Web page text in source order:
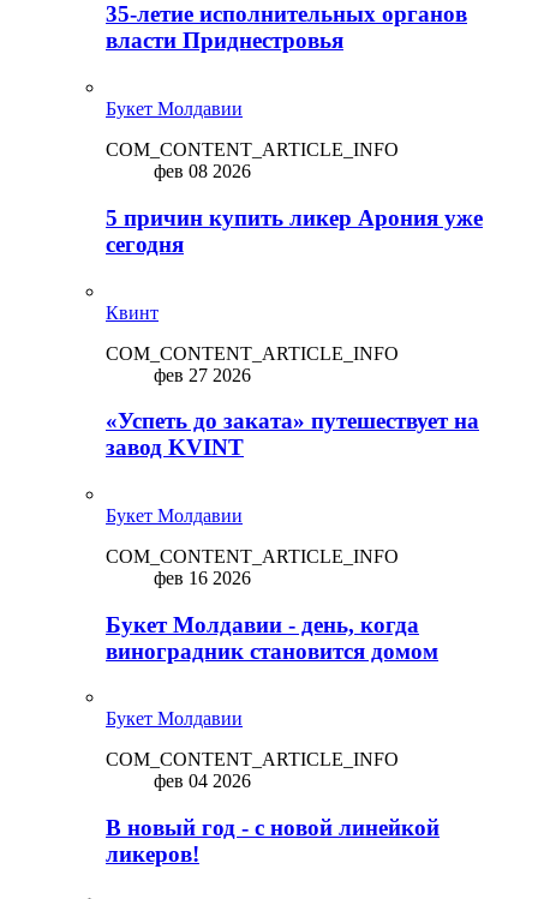
35-летие исполнительных органов
власти Приднестровья
Букет Молдавии
COM_CONTENT_ARTICLE_INFO
фев 08 2026
5 причин купить ликep Арония уже
сегодня
Квинт
COM_CONTENT_ARTICLE_INFO
фев 27 2026
«Успеть до заката» путешествует на
завод KVINT
Букет Молдавии
COM_CONTENT_ARTICLE_INFO
фев 16 2026
Букет Молдавии - день, когда
виноградник становится домом
Букет Молдавии
COM_CONTENT_ARTICLE_INFO
фев 04 2026
В новый год - с новой линейкой
ликepoв!